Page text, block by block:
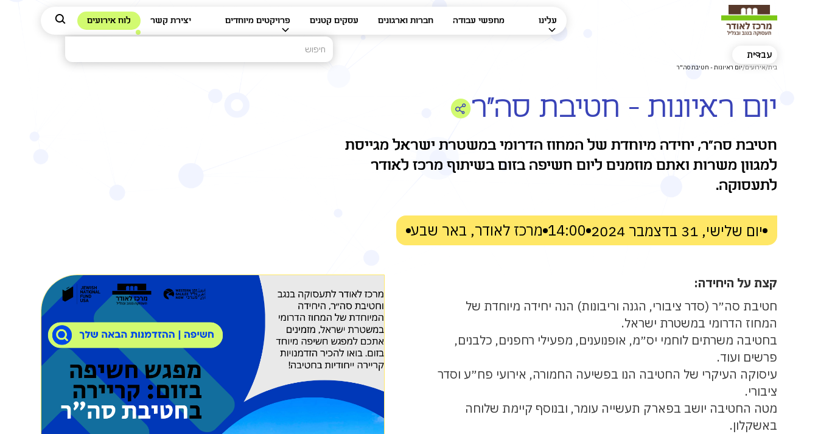
עלינו מחפשי עבודה חברות וארגונים עסקים קטנים פרויקטים מיוחדים יצירת קשר לוח אירועים
עברית
בית/אירועים/יום ראיונות - חטיבת סה"ר
יום ראיונות - חטיבת סה"ר
חטיבת סה"ר, יחידה מיוחדת של המחוז הדרומי במשטרת ישראל מגייסת
למגוון משרות ואתם מוזמנים ליום חשיפה בזום בשיתוף מרכז לאודר
לתעסוקה.
יום שלישי, 31 בדצמבר 2024 14:00 מרכז לאודר, באר שבע
קצת על היחידה:
חטיבת סה״ר (סדר ציבורי, הגנה וריבונות) הנה יחידה מיוחדת של
המחוז הדרומי במשטרת ישראל.
בחטיבה משרתים לוחמי יס״מ, אופנוענים, מפעילי רחפנים, כלבנים,
פרשים ועוד.
עיסוקה העיקרי של החטיבה הנו בפשיעה החמורה, אירועי פח״ע וסדר
ציבורי.
מטה החטיבה יושב בפארק תעשייה עומר, ובנוסף קיימת שלוחה
באשקלון.